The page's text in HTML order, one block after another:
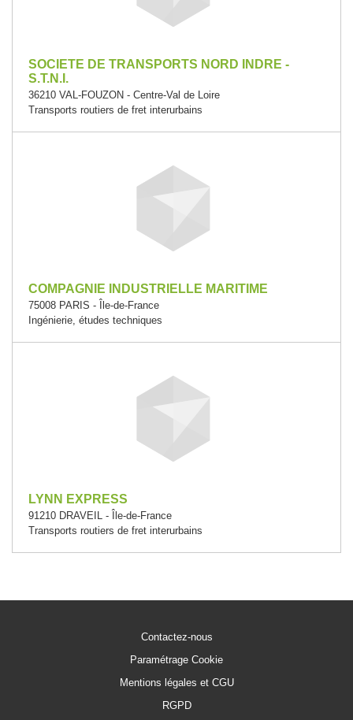
SOCIETE DE TRANSPORTS NORD INDRE -
S.T.N.I.
36210 VAL-FOUZON - Centre-Val de Loire
Transports routiers de fret interurbains
COMPAGNIE INDUSTRIELLE MARITIME
75008 PARIS - Île-de-France
Ingénierie, études techniques
LYNN EXPRESS
91210 DRAVEIL - Île-de-France
Transports routiers de fret interurbains
Contactez-nous
Paramétrage Cookie
Mentions légales et CGU
RGPD